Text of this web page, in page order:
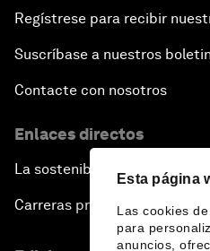
Esta página
Las cookies
para
anuncios,
Regístrese para recibir
Suscríbase a nuestros
Contacte con nosotros
Enlaces directos
La sostenibilidad en el Foro
Carreras profesionales